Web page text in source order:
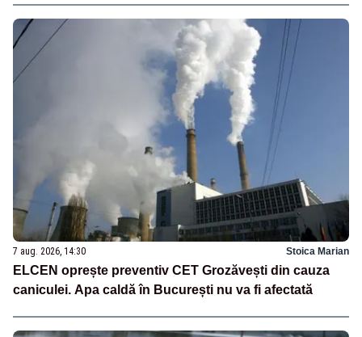
7 aug. 2026, 14:30 Stoica Marian
ELCEN oprește preventiv CET Grozăvești din cauza
caniculei. Apa caldă în București nu va fi afectată